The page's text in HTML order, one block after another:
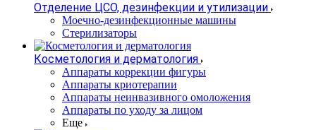
Отделение ЦСО, дезинфекции и утилизации
Моечно-дезинфекционные машины
Стерилизаторы
Косметология и дерматология
Аппараты коррекции фигуры
Аппараты криотерапии
Аппараты неинвазивного омоложения
Аппараты по уходу за лицом
Еще